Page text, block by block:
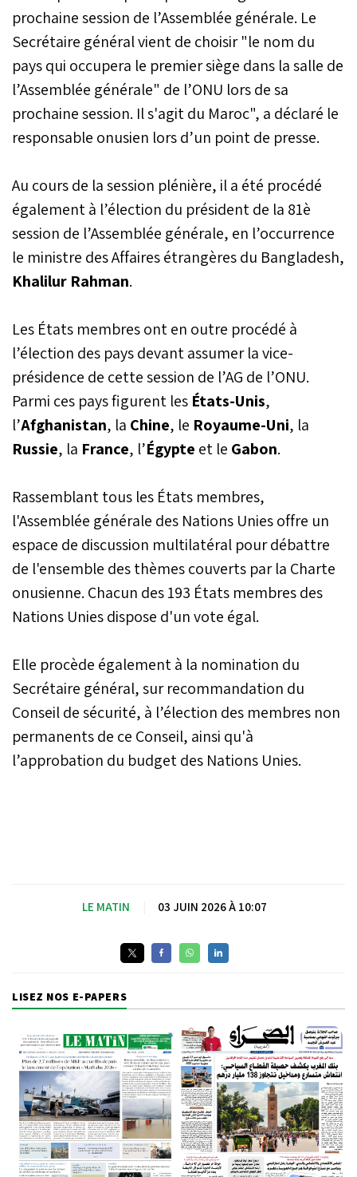
(PBC). Lors de cette
rencontre, M. Hilale a
informé le Secrétaire
général des activités de la
présidence marocaine de
la Commission et lui a fait
part des résultats des
récents efforts déployés
sur le terrain en faveur de
prochaine session de l’Assemblée générale. Le
Secrétaire général vient de choisir "le nom du
pays qui occupera le premier siège dans la salle de
l’Assemblée générale" de l’ONU lors de sa
prochaine session. Il s'agit du Maroc", a déclaré le
responsable onusien lors d’un point de presse.
Au cours de la session plénière, il a été procédé
également à l’élection du président de la 81è
session de l’Assemblée générale, en l’occurrence
le ministre des Affaires étrangères du Bangladesh,
Khalilur Rahman.
Les États membres ont en outre procédé à
l’élection des pays devant assumer la vice-
présidence de cette session de l’AG de l’ONU.
Parmi ces pays figurent les États-Unis,
l’Afghanistan, la Chine, le Royaume-Uni, la
Russie, la France, l’Égypte et le Gabon.
Rassemblant tous les États membres,
l'Assemblée générale des Nations Unies offre un
espace de discussion multilatéral pour débattre
de l'ensemble des thèmes couverts par la Charte
onusienne. Chacun des 193 États membres des
Nations Unies dispose d'un vote égal.
Elle procède également à la nomination du
Secrétaire général, sur recommandation du
Conseil de sécurité, à l’élection des membres non
permanents de ce Conseil, ainsi qu'à
l’approbation du budget des Nations Unies.
LE MATIN 03 JUIN 2026 À 10:07
LISEZ NOS E-PAPERS